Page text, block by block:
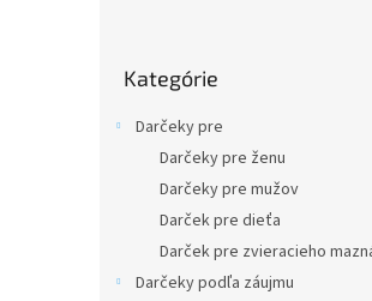
kategórie
Kategórie
Darčeky pre
Darčeky pre ženu
Darčeky pre mužov
Darček pre dieťa
Darček pre zvieracieho
Darčeky podľa záujmu